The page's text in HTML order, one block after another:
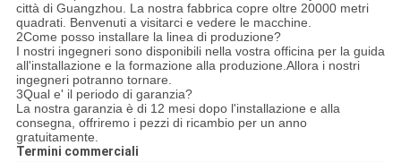
città di Guangzhou. La nostra fabbrica copre oltre 20000 metri
quadrati. Benvenuti a visitarci e vedere le macchine.
2Come posso installare la linea di produzione?
I nostri ingegneri sono disponibili nella vostra officina per la guida
all'installazione e la formazione alla produzione.Allora i nostri
ingegneri potranno tornare.
3Qual e' il periodo di garanzia?
La nostra garanzia è di 12 mesi dopo l'installazione e alla
consegna, offriremo i pezzi di ricambio per un anno
gratuitamente.
Termini commerciali